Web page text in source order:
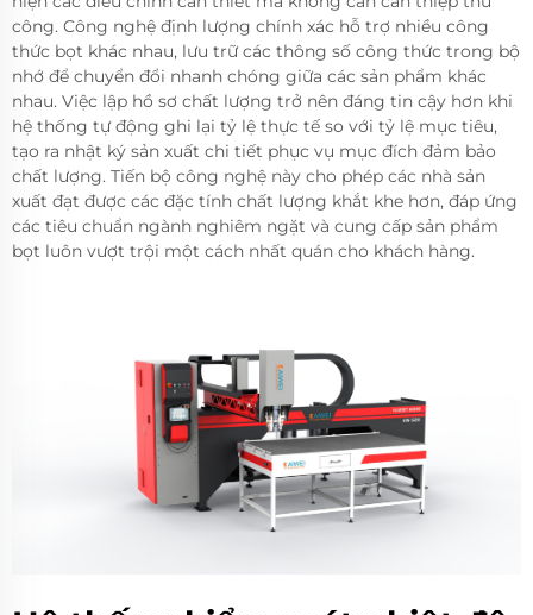
công. Công nghệ định lượng chính xác hỗ trợ nhiều công
thức bọt khác nhau, lưu trữ các thông số công thức trong bộ
nhớ để chuyển đổi nhanh chóng giữa các sản phẩm khác
nhau. Việc lập hồ sơ chất lượng trở nên đáng tin cậy hơn khi
hệ thống tự động ghi lại tỷ lệ thực tế so với tỷ lệ mục tiêu,
tạo ra nhật ký sản xuất chi tiết phục vụ mục đích đảm bảo
chất lượng. Tiến bộ công nghệ này cho phép các nhà sản
xuất đạt được các đặc tính chất lượng khắt khe hơn, đáp ứng
các tiêu chuẩn ngành nghiêm ngặt và cung cấp sản phẩm
bọt luôn vượt trội một cách nhất quán cho khách hàng.